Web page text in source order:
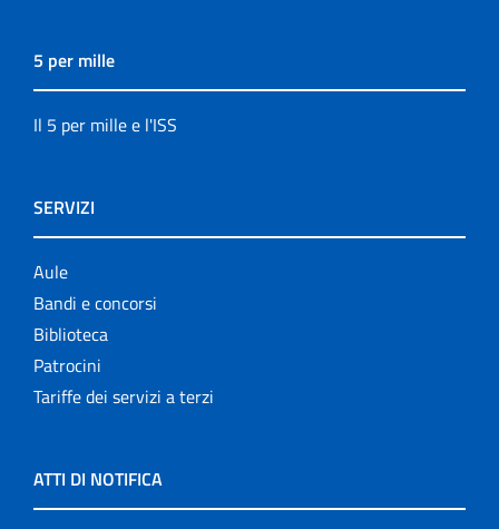
5 per mille
Il 5 per mille e l'ISS
SERVIZI
Aule
Bandi e concorsi
Biblioteca
Patrocini
Tariffe dei servizi a terzi
ATTI DI NOTIFICA